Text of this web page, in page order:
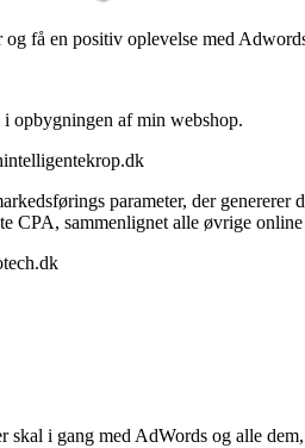
få en positiv oplevelse med
opbygningen af min webshop.
parameter, der
CPA, sammenlignet alle øvrige
i gang med AdWords og alle